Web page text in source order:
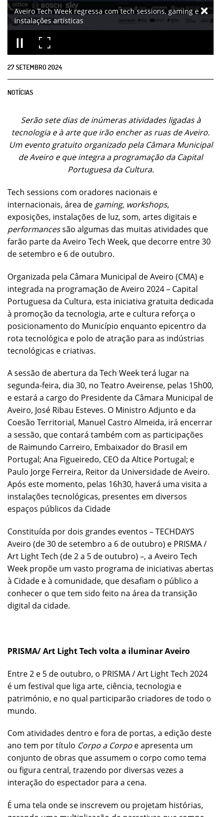
Aveiro Tech Week regressa com tech sessions, gaming e
instalações artísticas
27SETEMBRO2024
NOTÍCIAS
Serão sete dias de inúmeras atividades ligadas à
tecnologia e à arte que irão encher as ruas de Aveiro.
Um evento gratuito organizado pela Câmara Municipal
de Aveiro e que integra a programação da Capital
Portuguesa da Cultura.
Tech sessions com oradores nacionais e
internacionais, área de gaming, workshops,
exposições, instalações de luz, som, artes digitais e
performancessão algumas das muitas atividades que
farão parte da Aveiro Tech Week, que decorre entre 30
de setembro e 6 de outubro.
Organizada pela Câmara Municipal de Aveiro (CMA) e
integrada na programação de Aveiro 2024 – Capital
Portuguesa da Cultura, esta iniciativa gratuita dedicada
à promoção da tecnologia, arte e cultura reforça o
posicionamento do Município enquanto epicentro da
rota tecnológica e polo de atração para as indústrias
tecnológicas e criativas.
A sessão de abertura da Tech Week terá lugar na
segunda-feira, dia 30, no Teatro Aveirense, pelas 15h00,
e estará a cargo do Presidente da Câmara Municipal de
Aveiro, José Ribau Esteves. O Ministro Adjunto e da
Coesão Territorial, Manuel Castro Almeida, irá encerrar
a sessão, que contará também com as participações
de Raimundo Carreiro, Embaixador do Brasil em
Portugal; Ana Figueiredo, CEO da Altice Portugal; e
Paulo Jorge Ferreira, Reitor da Universidade de Aveiro.
Após este momento, pelas 16h30, haverá uma visita a
instalações tecnológicas, presentes em diversos
espaços públicos da Cidade
Constituída por dois grandes eventos – TECHDAYS
Aveiro (de 30 de setembro a 6 de outubro) e PRISMA /
Art Light Tech (de 2 a 5 de outubro) –, a Aveiro Tech
Week propõe um vasto programa de iniciativas abertas
à Cidade e à comunidade, que desafiam o público a
conhecer o que tem sido feito na área da transição
digital da cidade.
PRISMA/ Art Light Tech volta a iluminar Aveiro
Entre 2 e 5 de outubro, o PRISMA / Art Light Tech 2024
é um festival que liga arte, ciência, tecnologia e
património, e no qual participarão criadores de todo o
mundo.
Com atividades dentro e fora de portas, a edição deste
ano tem por título Corpo a Corpo e apresenta um
conjunto de obras que assumem o corpo como tema
ou figura central, trazendo por diversas vezes a
interação do espectador para a cena.
É uma tela onde se inscrevem ou projetam histórias,